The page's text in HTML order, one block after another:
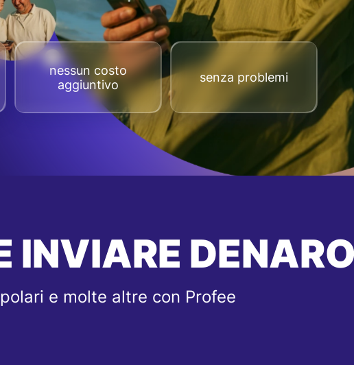
nessun costo
aggiuntivo
senza problemi
INVIARE
e molte altre con Profee